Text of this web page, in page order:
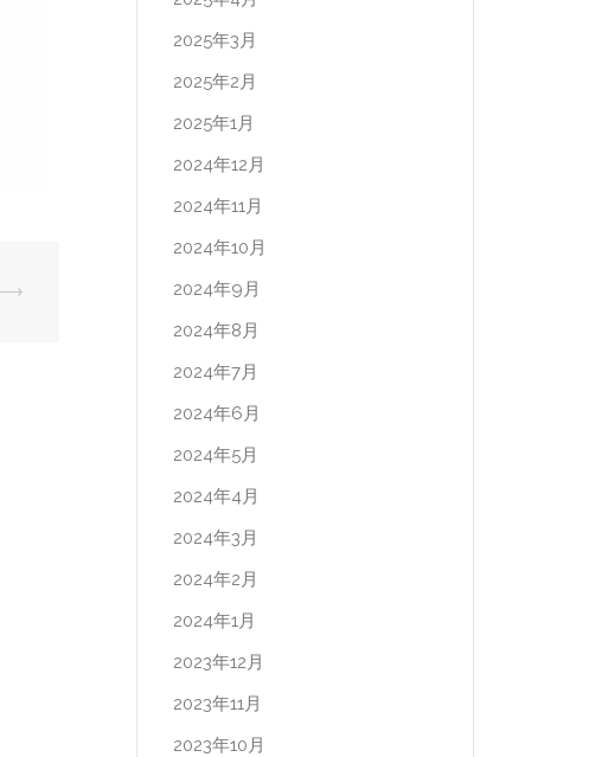
⟶
2025年3月
2025年2月
2025年1月
2024年12月
2024年11月
2024年10月
2024年9月
2024年8月
2024年7月
2024年6月
2024年5月
2024年4月
2024年3月
2024年2月
2024年1月
2023年12月
2023年11月
2023年10月